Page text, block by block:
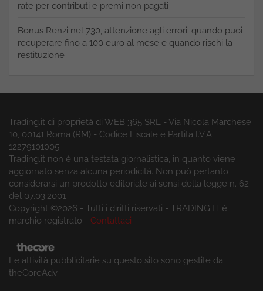
rate per contributi e premi non pagati
Bonus Renzi nel 730, attenzione agli errori: quando puoi
recuperare fino a 100 euro al mese e quando rischi la
restituzione
Trading.it di proprietà di WEB 365 SRL - Via Nicola Marchese
10, 00141 Roma (RM) - Codice Fiscale e Partita I.V.A.
12279101005
Trading.it non è una testata giornalistica, in quanto viene
aggiornato senza alcuna periodicità. Non può pertanto
considerarsi un prodotto editoriale ai sensi della legge n. 62
del 07.03.2001
Copyright ©2026 - Tutti i diritti riservati - TRADING.IT è
marchio registrato - Contattaci
Le attività pubblicitarie su questo sito sono gestite da
theCoreAdv